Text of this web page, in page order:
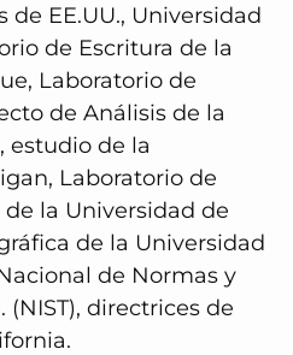
de EE.UU., Universidad
de Escritura de la
Laboratorio de
de Análisis de la
estudio de la
Laboratorio de
la Universidad de
de la Universidad
de Normas y
(NIST), directrices de